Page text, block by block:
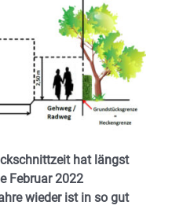
hat längst
Februar 2022
wieder ist in so gut